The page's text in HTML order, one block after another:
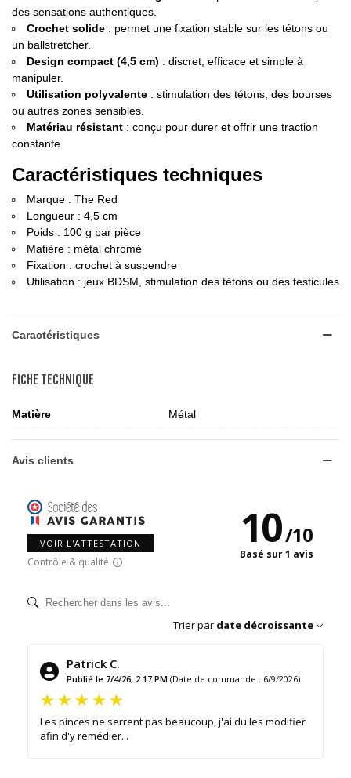
des sensations authentiques.
Crochet solide : permet une fixation stable sur les tétons ou
un ballstretcher.
Design compact (4,5 cm) : discret, efficace et simple à
manipuler.
Utilisation polyvalente : stimulation des tétons, des bourses
ou autres zones sensibles.
Matériau résistant : conçu pour durer et offrir une traction
constante.
Caractéristiques techniques
Marque : The Red
Longueur : 4,5 cm
Poids : 100 g par pièce
Matière : métal chromé
Fixation : crochet à suspendre
Utilisation : jeux BDSM, stimulation des tétons ou des testicules
Caractéristiques
FICHE TECHNIQUE
Matière Métal
Avis clients
VOIR L'ATTESTATION
Contrôle & qualité
10/10
Basé sur 1 avis
Trier par date décroissante
Patrick C.
Publié le 7/4/26, 2:17 PM (Date de commande : 6/9/2026)
Les pinces ne serrent pas beaucoup, j'ai du les modifier
afin d'y remédier...